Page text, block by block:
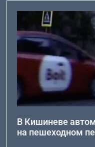
В Кишиневе
на пешеходном